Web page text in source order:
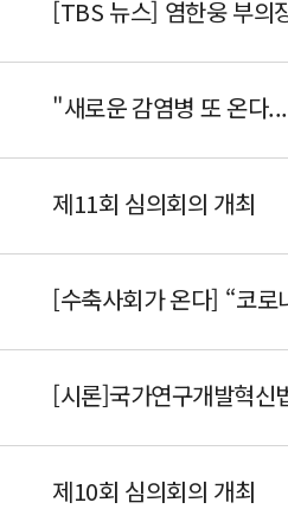
[TBS 뉴스] 염한웅 부의
"새로운 감염병 또 온다
제11회 심의회의 개최
[시론]국가연구개발혁신
제10회 심의회의 개최